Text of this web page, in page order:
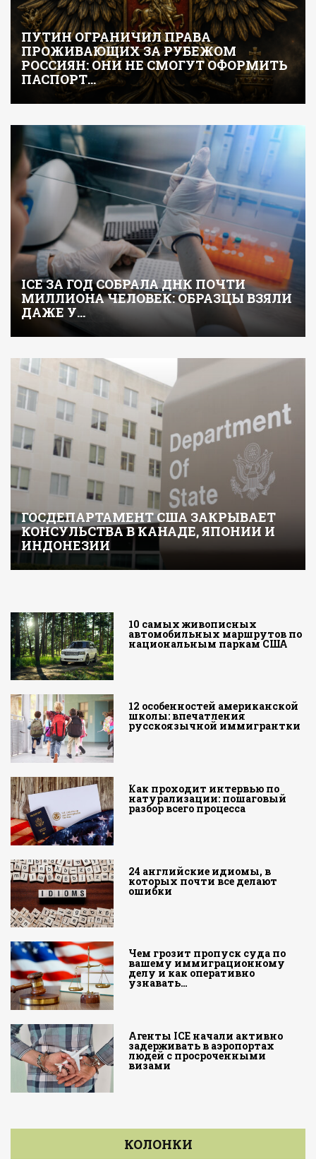
ПУТИН ОГРАНИЧИЛ ПРАВА
ПРОЖИВАЮЩИХ ЗА РУБЕЖОМ
РОССИЯН: ОНИ НЕ СМОГУТ ОФОРМИТЬ
ПАСПОРТ…
ICE ЗА ГОД СОБРАЛА ДНК ПОЧТИ
МИЛЛИОНА ЧЕЛОВЕК: ОБРАЗЦЫ ВЗЯЛИ
ДАЖЕ У…
ГОСДЕПАРТАМЕНТ США ЗАКРЫВАЕТ
КОНСУЛЬСТВА В КАНАДЕ, ЯПОНИИ И
ИНДОНЕЗИИ
10 самых живописных
автомобильных маршрутов по
национальным паркам США
12 особенностей американской
школы: впечатления
русскоязычной иммигрантки
Как проходит интервью по
натурализации: пошаговый
разбор всего процесса
24 английские идиомы, в
которых почти все делают
ошибки
Чем грозит пропуск суда по
вашему иммиграционному
делу и как оперативно
узнавать…
Агенты ICE начали активно
задерживать в аэропортах
людей с просроченными
визами
КОЛОНКИ